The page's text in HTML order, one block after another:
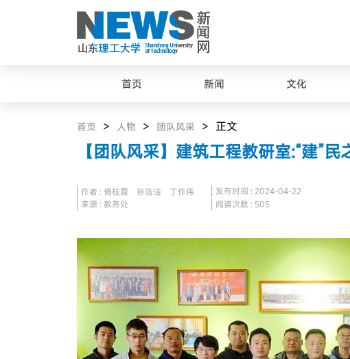
首页 新闻 文化
首页 > 人物 > 团队风采 > 正文
【团队风采】建筑工程教研室:“建”
作者 : 傅桂霞 孙浩洁 丁作伟
来源 : 教务处
发布时间 : 2024-04-22
阅读次数 : 505
最美山理